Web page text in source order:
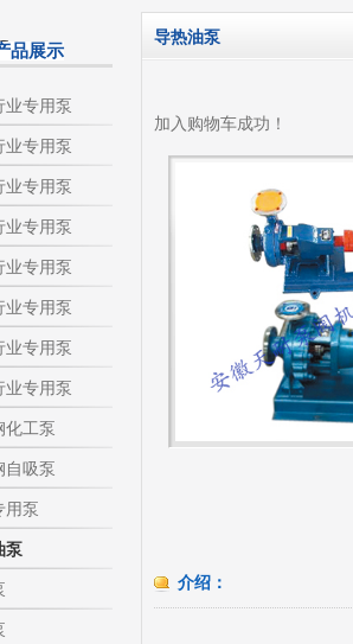
年5月21日酒泵百度排名上升
泵|卫生泵|卫生级自吸泵|淀粉旋流器|不
钢自吸泵|不锈钢化工泵|酒泵|酒精泵|淀
庆祝：我司与天长市千秋在线网络服务有限公
品展示
业专用泵
业专用泵
业专用泵
业专用泵
业专用泵
业专用泵
业专用泵
业专用泵
化工泵
自吸泵
用泵
泵
导热油泵
加入购物车成功！
介绍：